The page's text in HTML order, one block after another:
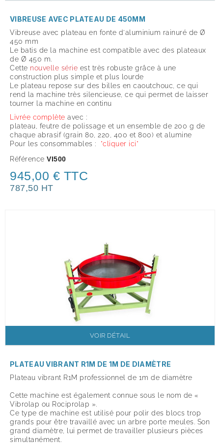
VIBREUSE AVEC PLATEAU DE 450MM
Vibreuse avec plateau en fonte d'aluminium rainuré de Ø
450 mm
Le batis de la machine est compatible avec des plateaux
de Ø 450 m.
Cette nouvelle série est très robuste grâce à une
construction plus simple et plus lourde
Le plateau repose sur des billes en caoutchouc, ce qui
rend la machine très silencieuse, ce qui permet de laisser
tourner la machine en continu
Livrée complète avec :
plateau, feutre de polissage et un ensemble de 200 g de
chaque abrasif (grain 80, 220, 400 et 800) et alumine
Pour les consommables :
"cliquer ici"
Référence VI500
945,00 € TTC
787,50 HT
VOIR DÉTAIL
PLATEAU VIBRANT R1M DE 1M DE DIAMÈTRE
Plateau vibrant R1M professionnel de 1m de diamètre
Cette machine est également connue sous le nom de «
Vibrolap ou Rociprolap ».
Ce type de machine est utilisé pour polir des blocs trop
grands pour être travaillé avec un arbre porte meules. Son
grand diamètre, lui permet de travailler plusieurs pièces
simultanément.